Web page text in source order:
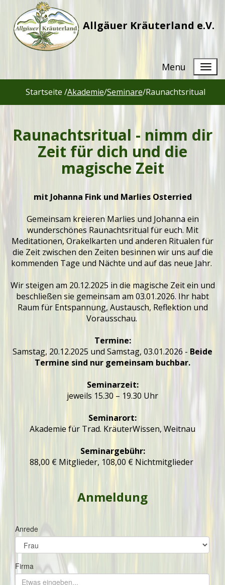
Allgäuer Kräuterland e.V.
Menu
Startseite /Akademie/Seminare/Raunachtsritual
Raunachtsritual - nimm dir
Zeit für dich und die
magische Zeit
mit Johanna Fink und Marlies Osterried
Gemeinsam kreieren Marlies und Johanna ein
wunderschönes Raunachtsritual für euch. Mit
Meditationen, Orakelkarten und anderen Ritualen für
die Zeit zwischen den Zeiten besinnen wir uns auf die
kommenden Tage und Nächte und auf das neue Jahr.
Wir steigen am 20.12.2025 in die magische Zeit ein und
beschließen sie gemeinsam am 03.01.2026. Ihr habt
Raum für Entspannung, Austausch, Reflektion und
Vorausschau.
Termine:
Samstag, 20.12.2025 und Samstag, 03.01.2026 - Beide
Termine sind nur gemeinsam buchbar.
Seminarzeit:
jeweils 15.30 – 19.30 Uhr
Seminarort:
Akademie für Trad. KräuterWissen, Weitnau
Seminargebühr:
88,00 € Mitglieder, 108,00 € Nichtmitglieder
Anmeldung